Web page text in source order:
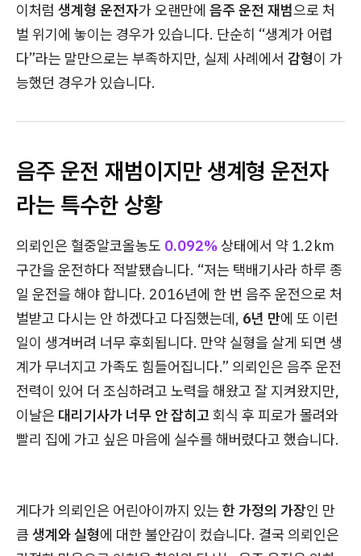
이처럼 생계형 운전자가 오랜만에 음주 운전 재범으로 처
벌 위기에 놓이는 경우가 있습니다. 단순히 “생계가 어렵
다”라는 말만으로는 부족하지만, 실제 사례에서 감형이 가
능했던 경우가 있습니다.
음주 운전 재범이지만 생계형 운전자
라는 특수한 상황
의뢰인은 혈중알코올농도 0.092%상태에서 약 1.2km
구간을 운전하다 적발됐습니다. “저는 택배기사라 하루 종
일 운전을 해야 합니다. 2016년에 한 번 음주 운전으로 처
벌받고 다시는 안 하겠다고 다짐했는데, 6년 만에 또 이런
일이 생겨버려 너무 후회됩니다. 만약 실형을 살게 되면 생
계가 무너지고 가족도 힘들어집니다.” 의뢰인은 음주 운전
전력이 있어 더 조심하려고 노력을 해왔고 잘 지켜왔지만,
이날은 대리기사가 너무 안 잡히고회식 후 피로가 몰려와
빨리 집에 가고 싶은 마음에 실수를 해버렸다고 했습니다.
게다가 의뢰인은 어린아이까지 있는 한 가정의 가장인 만
큼 생계와 실형에 대한 불안감이 컸습니다. 결국 의뢰인은